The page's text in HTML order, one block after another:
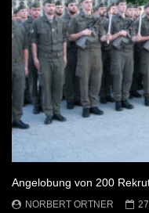
Angelobung von 200
NORBERT ORTNER